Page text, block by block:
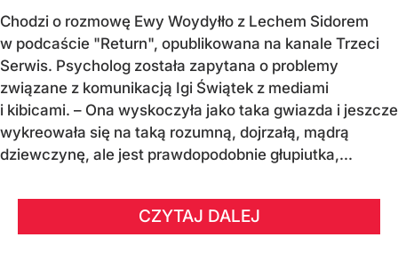
Chodzi o rozmowę Ewy Woydyłło z Lechem Sidorem
w podcaście "Return", opublikowana na kanale Trzeci
Serwis. Psycholog została zapytana o problemy
związane z komunikacją Igi Świątek z mediami
i kibicami. – Ona wyskoczyła jako taka gwiazda i jeszcze
wykreowała się na taką rozumną, dojrzałą, mądrą
dziewczynę, ale jest prawdopodobnie głupiutka,...
CZYTAJ DALEJ